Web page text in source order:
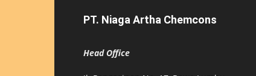
PT. Niaga Artha Chemcons
Head Office